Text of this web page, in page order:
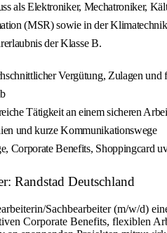
als Elektroniker, Mechatroniker,
(MSR) sowie in der
der Klasse B.
Vergütung, Zulagen
Tätigkeit an einem sicheren
und kurze Kommunikationswege
Corporate Benefits, Shoppingcard
Randstad Deutschland
Sachbearbeiter (m/w/d)
Corporate Benefits, flexiblen